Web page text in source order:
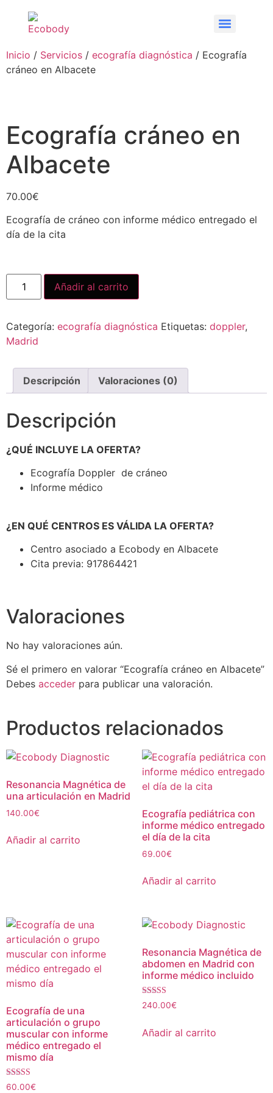
Inicio / Servicios / ecografía diagnóstica / Ecografía
cráneo en Albacete
Ecografía cráneo en
Albacete
70.00€
Ecografía de cráneo con informe médico entregado el
día de la cita
Añadir al carrito
Categoría: ecografía diagnóstica Etiquetas: doppler,
Madrid
Descripción Valoraciones (0)
Descripción
¿QUÉ INCLUYE LA OFERTA?
Ecografía Doppler de cráneo
Informe médico
¿EN QUÉ CENTROS ES VÁLIDA LA OFERTA?
Centro asociado a Ecobody en Albacete
Cita previa: 917864421
Valoraciones
No hay valoraciones aún.
Sé el primero en valorar “Ecografía cráneo en Albacete”
Debes acceder para publicar una valoración.
Productos relacionados
Resonancia Magnética de
una articulación en Madrid
140.00€
Añadir al carrito
Ecografía pediátrica con
informe médico entregado
el día de la cita
69.00€
Añadir al carrito
Ecografía de una
articulación o grupo
muscular con informe
médico entregado el
mismo día
Valorado con
60.00€
Resonancia Magnética de
abdomen en Madrid con
informe médico incluido
Valorado con
5.00
240.00€
Añadir al carrito